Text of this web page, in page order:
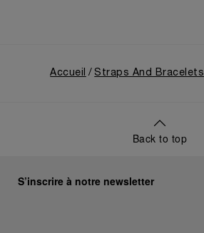
Accueil Straps And Bracelets
Back to top
S’inscrire à notre newsletter